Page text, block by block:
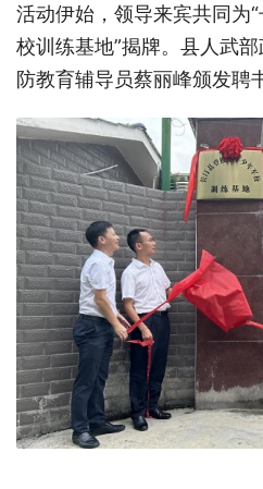
活动伊始，领导来宾共同为
校训练基地”揭牌。县人武
防教育辅导员蔡丽峰颁发聘